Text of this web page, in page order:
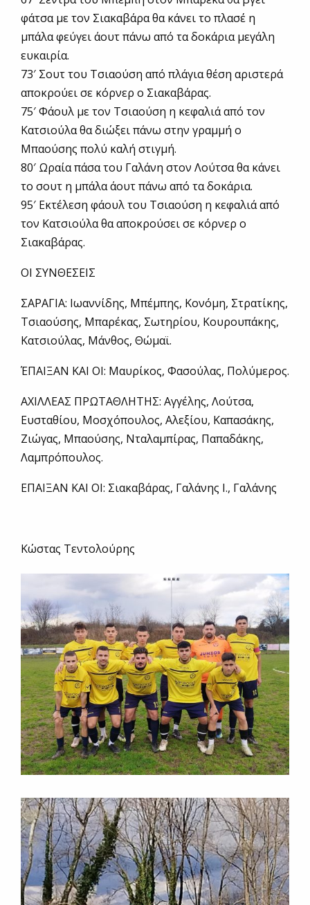
φάτσα με τον Σιακαβάρα θα κάνει το πλασέ η
μπάλα φεύγει άουτ πάνω από τα δοκάρια μεγάλη
ευκαιρία.
73′ Σουτ του Τσιαούση από πλάγια θέση αριστερά
αποκρούει σε κόρνερ ο Σιακαβάρας.
75′ Φάουλ με τον Τσιαούση η κεφαλιά από τον
Κατσιούλα θα διώξει πάνω στην γραμμή ο
Μπαούσης πολύ καλή στιγμή.
80′ Ωραία πάσα του Γαλάνη στον Λούτσα θα κάνει
το σουτ η μπάλα άουτ πάνω από τα δοκάρια.
95′ Εκτέλεση φάουλ του Τσιαούση η κεφαλιά από
τον Κατσιούλα θα αποκρούσει σε κόρνερ ο
Σιακαβάρας.
ΟΙ ΣΥΝΘΕΣΕΙΣ
ΣΑΡΑΓΙΑ: Ιωαννίδης, Μπέμπης, Κονόμη, Στρατίκης,
Τσιαούσης, Μπαρέκας, Σωτηρίου, Κουρουπάκης,
Κατσιούλας, Μάνθος, Θώμαϊ.
ΈΠΑΙΞΑΝ ΚΑΙ ΟΙ: Μαυρίκος, Φασούλας, Πολύμερος.
ΑΧΙΛΛΕΑΣ ΠΡΩΤΑΘΛΗΤΗΣ: Αγγέλης, Λούτσα,
Ευσταθίου, Μοσχόπουλος, Αλεξίου, Καπασάκης,
Ζιώγας, Μπαούσης, Νταλαμπίρας, Παπαδάκης,
Λαμπρόπουλος.
ΕΠΑΙΞΑΝ ΚΑΙ ΟΙ: Σιακαβάρας, Γαλάνης Ι., Γαλάνης
Κώστας Τεντολούρης